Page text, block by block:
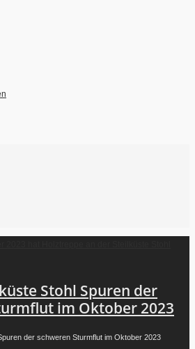
Stohl Spuren der
im Oktober 2023
der schweren Sturmflut im Oktober 2023